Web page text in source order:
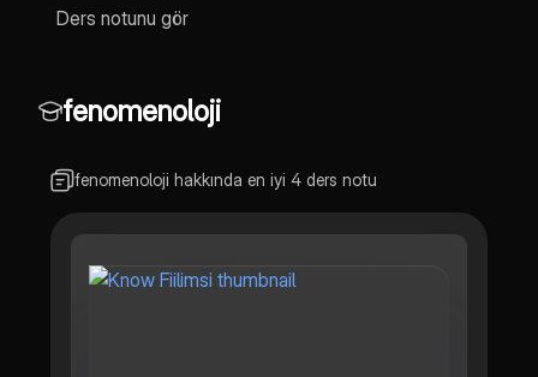
Ders notunu gör
fenomenoloji
fenomenoloji hakkında en iyi 4 ders notu